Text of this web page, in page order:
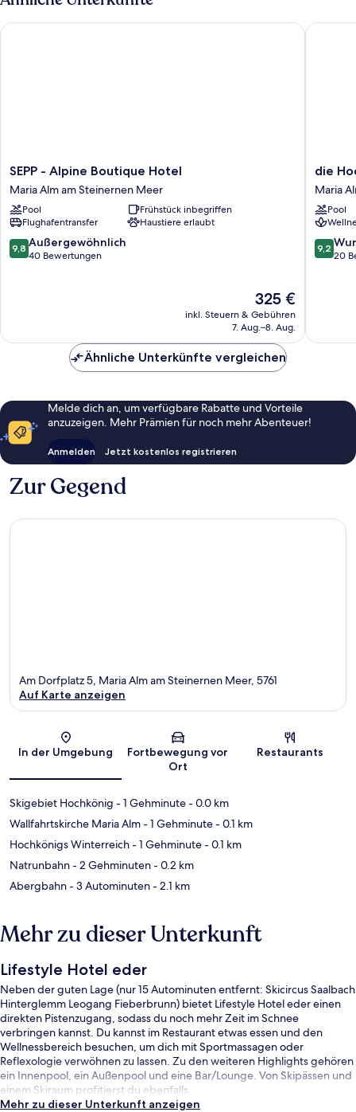
SEPP
-
Alpine
Boutique
Hotel
Maria
Alm
SEPP - Alpine Boutique Hotel
Maria Alm am Steinernen Meer
Pool
Frühstück inbegriffen
Flughafentransfer
Haustiere erlaubt
9.8
von
9,8 Außergewöhnlich
40 Bewertungen
Der
Preis
beträgt
325 €
inkl. Steuern & Gebühren
7. Aug.–8. Aug.
SEPP - Alpine Boutique Hotel
die
-
Resort
Maria
Alm
die
Maria
Pool
9.2
von
9,2
20
die
Ähnliche Unterkünfte vergleichen
Melde dich an, um verfügbare Rabatte und Vorteile
anzuzeigen. Mehr Prämien für noch mehr Abenteuer!
Anmelden Jetzt kostenlos registrieren
Zur Gegend
Karte
Am Dorfplatz 5, Maria Alm am Steinernen Meer, 5761
Auf Karte anzeigen
In der Umgebung
Fortbewegung vor
Ort
Restaurants
Skigebiet Hochkönig - 1 Gehminute- 0.0 km
Wallfahrtskirche Maria Alm- 1 Gehminute- 0.1 km
Hochkönigs Winterreich- 1 Gehminute- 0.1 km
Natrunbahn- 2 Gehminuten- 0.2 km
Abergbahn- 3 Autominuten- 2.1 km
Mehr zu dieser Unterkunft
Lifestyle Hotel eder
Neben der guten Lage (nur 15 Autominuten entfernt: Skicircus Saalbach
Hinterglemm Leogang Fieberbrunn) bietet Lifestyle Hotel eder einen
direkten Pistenzugang, sodass du noch mehr Zeit im Schnee
verbringen kannst. Du kannst im Restaurant etwas essen und den
Wellnessbereich besuchen, um dich mit Sportmassagen oder
Reflexologie verwöhnen zu lassen. Zu den weiteren Highlights gehören
ein Innenpool, ein Außenpool und eine Bar/Lounge. Von Skipässen und
einem Skiraum profitierst du ebenfalls.
Mehr zu dieser Unterkunft anzeigen